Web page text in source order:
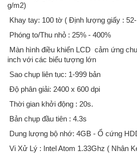
g/m2)
Khay tay: 100 tờ ( Định lượng giấy :
Phóng to/Thu nhỏ : 25% - 400%
Màn hình điều khiển LCD cảm ứng
inch với các biểu tượng lớn
Sao chụp liên tục: 1-999 bản
Độ phân giải: 2400 x 600 dpi
Thời gian khởi động : 20s.
Bản chụp đầu tiên : 4.3s
Dung lượng bộ nhớ: 4GB - Ổ cứng
Vi Xử Lý : Intel Atom 1.33Ghz ( Nhân